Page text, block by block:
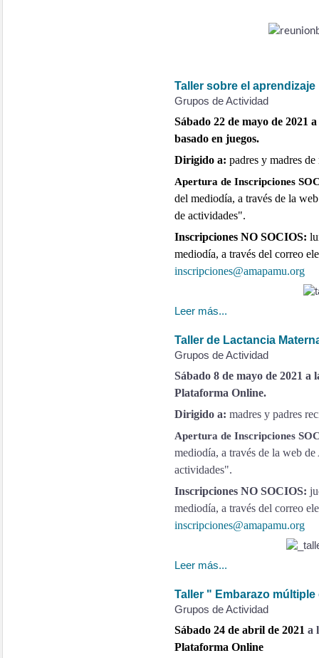
Taller sobre el
Grupos de Actividad
Sábado 22 de mayo de 2021
basado en juegos.
Dirigido a: padres y madres
Apertura de Inscripciones
del mediodía, a través de la
de actividades".
Inscripciones NO SOCIOS:
mediodía, a través del correo
inscripciones@amapamu.org
Leer más...
Taller de Lactancia
Grupos de Actividad
Sábado 8 de mayo de 2021
Plataforma Online.
Dirigido a: madres y padres
Apertura de Inscripciones
mediodía, a través de la web
actividades".
Inscripciones NO SOCIOS:
mediodía, a través del correo
inscripciones@amapamu.org
Leer más...
Taller " Embarazo
Grupos de Actividad
Sábado 24 de abril de 2021 a
Plataforma Online